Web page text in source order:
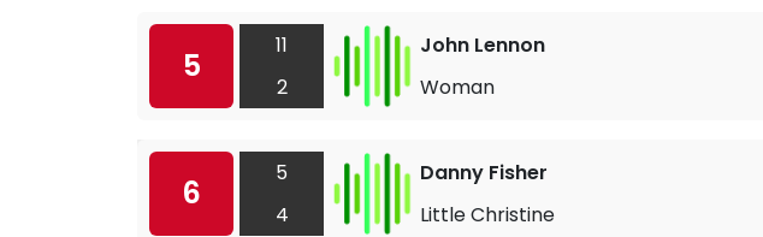
5
11
2
John Lennon
Woman
6
5
4
Danny Fisher
Little Christine